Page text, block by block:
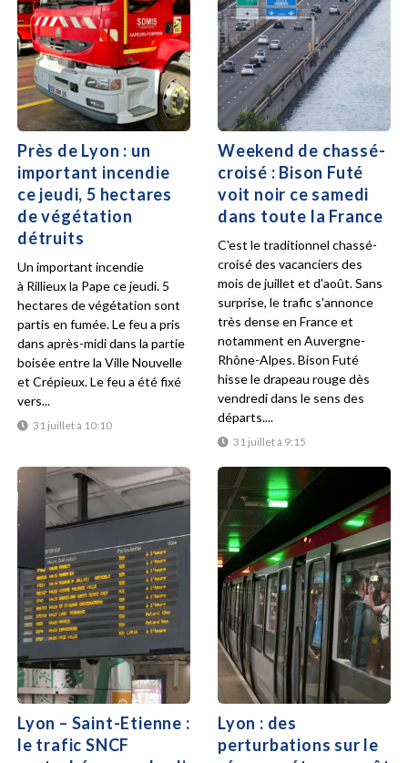
Près de Lyon : un
important incendie
ce jeudi, 5 hectares
de végétation
détruits
31 juillet à 10:10
Un important incendie
à Rillieux la Pape ce jeudi. 5
hectares de végétation sont
partis en fumée. Le feu a pris
dans après-midi dans la partie
boisée entre la Ville Nouvelle
et Crépieux. Le feu a été fixé
vers...
Weekend de chassé-
croisé : Bison Futé
voit noir ce samedi
dans toute la France
31 juillet à 9:15
C'est le traditionnel chassé-
croisé des vacanciers des
mois de juillet et d'août. Sans
surprise, le trafic s'annonce
très dense en France et
notamment en Auvergne-
Rhône-Alpes. Bison Futé
hisse le drapeau rouge dès
vendredi dans le sens des
départs....
Lyon – Saint-Etienne :
le trafic SNCF
Lyon : des
perturbations sur le